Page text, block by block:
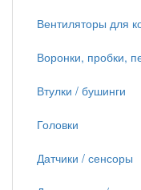
Вентиляторы для
Воронки, пробки,
Втулки / бушинги
Головки
Датчики / сенсоры